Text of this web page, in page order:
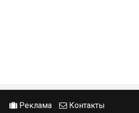
Реклама Контакты